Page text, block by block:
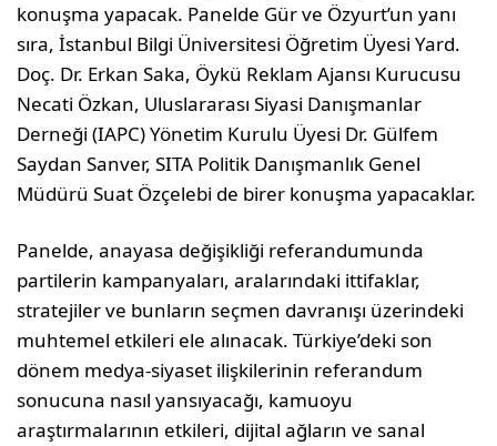
konuşma yapacak. Panelde Gür ve Özyurt’un yanı
sıra, İstanbul Bilgi Üniversitesi Öğretim Üyesi Yard.
Doç. Dr. Erkan Saka, Öykü Reklam Ajansı Kurucusu
Necati Özkan, Uluslararası Siyasi Danışmanlar
Derneği (IAPC) Yönetim Kurulu Üyesi Dr. Gülfem
Saydan Sanver, SITA Politik Danışmanlık Genel
Müdürü Suat Özçelebi de birer konuşma yapacaklar.
Panelde, anayasa değişikliği referandumunda
partilerin kampanyaları, aralarındaki ittifaklar,
stratejiler ve bunların seçmen davranışı üzerindeki
muhtemel etkileri ele alınacak. Türkiye’deki son
dönem medya-siyaset ilişkilerinin referandum
sonucuna nasıl yansıyacağı, kamuoyu
araştırmalarının etkileri, dijital ağların ve sanal